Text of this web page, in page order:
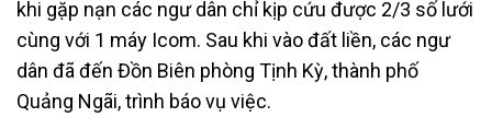
khi gặp nạn các ngư dân chỉ kịp cứu được 2/3 số lưới
cùng với 1 máy Icom. Sau khi vào đất liền, các ngư
dân đã đến Đồn Biên phòng Tịnh Kỳ, thành phố
Quảng Ngãi, trình báo vụ việc.